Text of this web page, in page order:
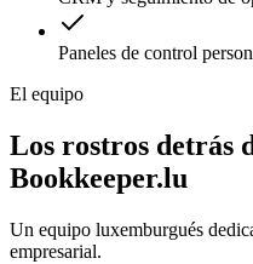
Paneles de control
El equipo
Los rostros detrás
Bookkeeper.lu
Un equipo luxemburgués
empresarial.